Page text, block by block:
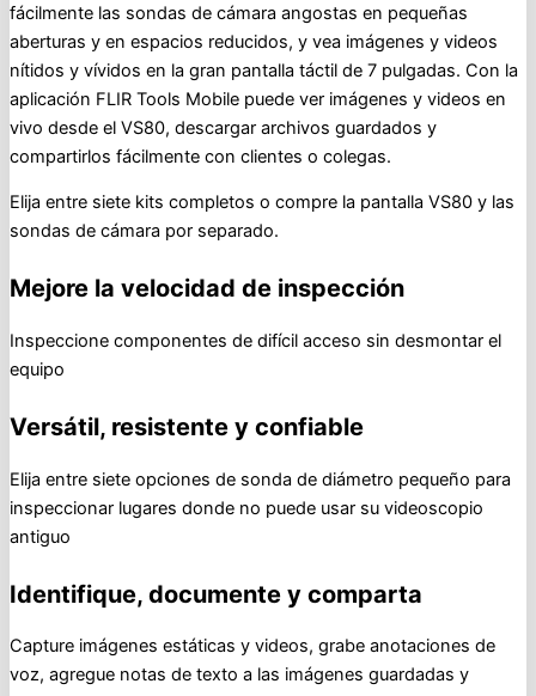
fácilmente las sondas de cámara angostas en pequeñas
aberturas y en espacios reducidos, y vea imágenes y videos
nítidos y vívidos en la gran pantalla táctil de 7 pulgadas. Con la
aplicación FLIR Tools Mobile puede ver imágenes y videos en
vivo desde el VS80, descargar archivos guardados y
compartirlos fácilmente con clientes o colegas.
Elija entre siete kits completos o compre la pantalla VS80 y las
sondas de cámara por separado.
Mejore la velocidad de inspección
Inspeccione componentes de difícil acceso sin desmontar el
equipo
Versátil, resistente y confiable
Elija entre siete opciones de sonda de diámetro pequeño para
inspeccionar lugares donde no puede usar su videoscopio
antiguo
Identifique, documente y comparta
Capture imágenes estáticas y videos, grabe anotaciones de
voz, agregue notas de texto a las imágenes guardadas y